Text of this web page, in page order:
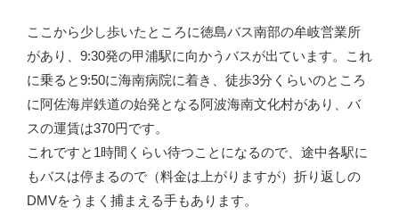
ここから少し歩いたところに徳島バス南部の牟岐営業所
があり、9:30発の甲浦駅に向かうバスが出ています。これ
に乗ると9:50に海南病院に着き、徒歩3分くらいのところ
に阿佐海岸鉄道の始発となる阿波海南文化村があり、バ
スの運賃は370円です。
これですと1時間くらい待つことになるので、途中各駅に
もバスは停まるので（料金は上がりますが）折り返しの
DMVをうまく捕まえる手もあります。